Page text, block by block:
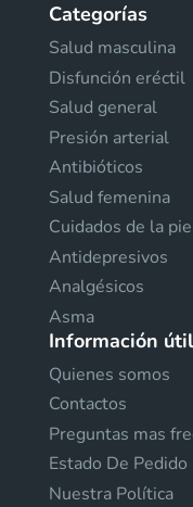
Categorías
Salud masculina
Disfunción eréctil
Salud general
Presión arterial
Antibióticos
Salud femenina
Cuidados de la
Antidepresivos
Analgésicos
Asma
Información útil
Quienes somos
Contactos
Preguntas mas
Estado De Pedido
Nuestra Política